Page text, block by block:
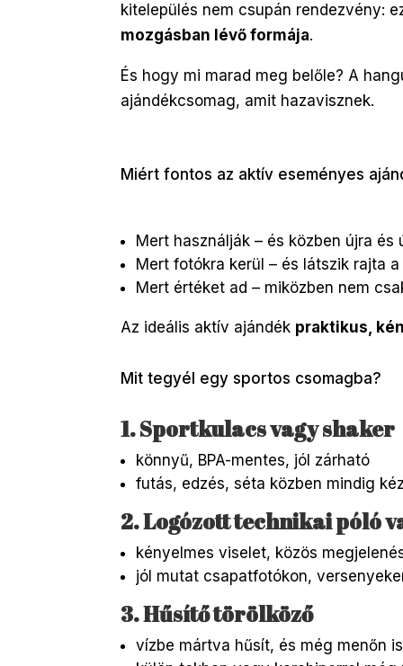
kitelepülés nem csupán rendezvény:
mozgásban lévő formája.
És hogy mi marad meg belőle? A
ajándékcsomag, amit hazavisznek.
Miért fontos az aktív eseményes
Mert használják – és közben újra és
Mert fotókra kerül – és látszik rajta a
Mert értéket ad – miközben nem
Az ideális aktív ajándék praktikus,
Mit tegyél egy sportos csomagba?
1. Sportkulacs vagy shaker
könnyű, BPA-mentes, jól zárható
futás, edzés, séta közben mindig
2. Logózott technikai póló
kényelmes viselet, közös
jól mutat csapatfotókon,
3. Hűsítő törölköző
vízbe mártva hűsít, és még menőn